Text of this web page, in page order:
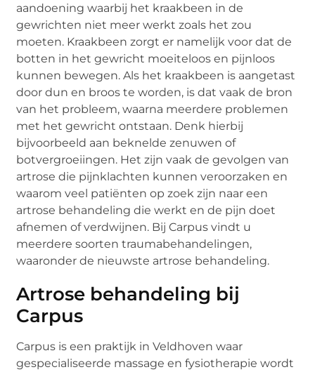
aandoening waarbij het kraakbeen in de
gewrichten niet meer werkt zoals het zou
moeten. Kraakbeen zorgt er namelijk voor dat de
botten in het gewricht moeiteloos en pijnloos
kunnen bewegen. Als het kraakbeen is aangetast
door dun en broos te worden, is dat vaak de bron
van het probleem, waarna meerdere problemen
met het gewricht ontstaan. Denk hierbij
bijvoorbeeld aan beknelde zenuwen of
botvergroeiingen. Het zijn vaak de gevolgen van
artrose die pijnklachten kunnen veroorzaken en
waarom veel patiënten op zoek zijn naar een
artrose behandeling die werkt en de pijn doet
afnemen of verdwijnen. Bij Carpus vindt u
meerdere soorten traumabehandelingen,
waaronder de nieuwste artrose behandeling.
Artrose behandeling bij
Carpus
Carpus is een praktijk in Veldhoven waar
gespecialiseerde massage en fysiotherapie wordt